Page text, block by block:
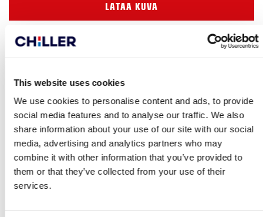
This website uses cookies
We use cookies to personalise content and ads, to provide
social media features and to analyse our traffic. We also
share information about your use of our site with our social
media, advertising and analytics partners who may
combine it with other information that you’ve provided to
them or that they’ve collected from your use of their
services.
LATAA KUVA